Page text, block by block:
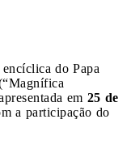
do Papa
em 25 de
a participação do